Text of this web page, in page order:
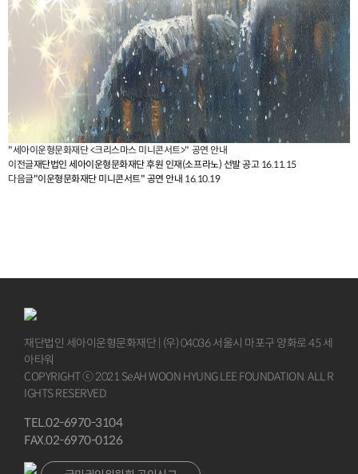
"세아이운형문화재단 <크리스마스 미니콘서트>" 공연 안내
이전글재단법인 세아이운형문화재단 후원 인재(소프라노) 선발 공고 16.11.15
다음글"이운형문화재단 미니콘서트" 공연 안내 16.10.19
재단법인 세아이운형문화재단 | (우) 04036 서울시 마포구 양화로 45 세
아타워
COPYRIGHT ⓒ 2021 SeAH WOON HYUNG LEE FOUNDATION. ALL R
IGHTS RESERVED.
TEL.02-6970-3104
FAX.02-6970-0126